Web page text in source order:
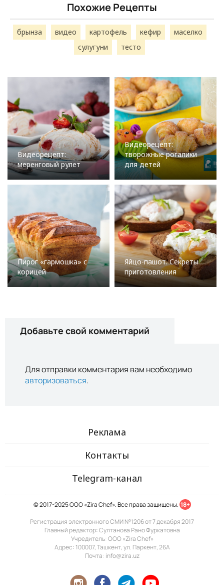
Похожие Рецепты
брынза видео картофель кефир
маселко
сулугуни
тесто
Видеорецепт:
меренговый рулет
Видеорецепт:
творожные рогалики
для детей
Пирог «гармошка» с
корицей
Яйцо-пашот. Секреты
приготовления
Добавьте свой комментарий
Для отправки комментария вам необходимо
авторизоваться.
Реклама
Контакты
Telegram-канал
© 2017-2025 ООО «Zira Chef». Все права защищены. 18+
Регистрация электронного СМИ №1206 от 7 декабря 2017
Главный редактор: Султанова Рано Фуркатовна
Учредитель: ООО «Zira Chef»
Адрес: 100007, Ташкент, ул. Паркент, 26А
Почта: info@zira.uz